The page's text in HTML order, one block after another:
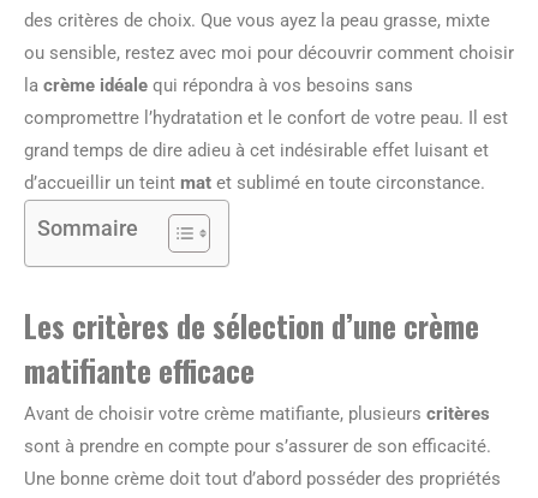
des critères de choix. Que vous ayez la peau grasse, mixte
ou sensible, restez avec moi pour découvrir comment choisir
la crème idéale qui répondra à vos besoins sans
compromettre l’hydratation et le confort de votre peau. Il est
grand temps de dire adieu à cet indésirable effet luisant et
d’accueillir un teint mat et sublimé en toute circonstance.
Sommaire
Les critères de sélection d’une crème
matifiante efficace
Avant de choisir votre crème matifiante, plusieurs critères
sont à prendre en compte pour s’assurer de son efficacité.
Une bonne crème doit tout d’abord posséder des propriétés